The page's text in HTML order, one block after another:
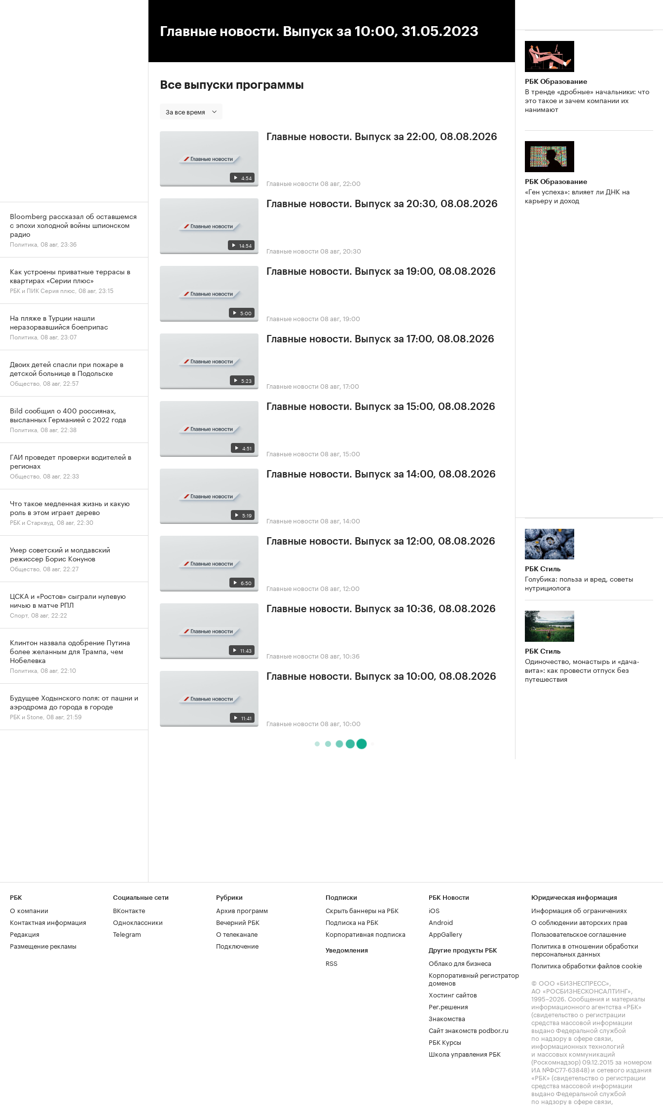
Главные новости. Выпуск за 10:00, 31.05.2023
Все выпуски программы
За все время
4:54
Главные новости. Выпуск за 22:00, 08.08.2026
Главные новости 08 авг, 22:00
14:54
Главные новости. Выпуск за 20:30, 08.08.2026
Главные новости 08 авг, 20:30
5:00
Главные новости. Выпуск за 19:00, 08.08.2026
Главные новости 08 авг, 19:00
5:23
Главные новости. Выпуск за 17:00, 08.08.2026
Главные новости 08 авг, 17:00
4:51
Главные новости. Выпуск за 15:00, 08.08.2026
Главные новости 08 авг, 15:00
5:19
Главные новости. Выпуск за 14:00, 08.08.2026
Главные новости 08 авг, 14:00
6:50
Главные новости. Выпуск за 12:00, 08.08.2026
Главные новости 08 авг, 12:00
11:43
Главные новости. Выпуск за 10:36, 08.08.2026
Главные новости 08 авг, 10:36
11:41
Главные новости. Выпуск за 10:00, 08.08.2026
Главные новости 08 авг, 10:00
РБК Образование
В тренде «дробные» начальники: что
это такое и зачем компании их
нанимают
РБК Образование
«Ген успеха»: влияет ли ДНК на
карьеру и доход
РБК Стиль
Голубика: польза и вред, советы
нутрициолога
РБК Стиль
Одиночество, монастырь и «дача-
вита»: как провести отпуск без
путешествия
Bloomberg рассказал об оставшемся
с эпохи холодной войны шпионском
радио
Политика, 08 авг, 23:36
Как устроены приватные террасы в
квартирах «Серии плюс»
РБК и ПИК Серия плюс, 08 авг, 23:15
На пляже в Турции нашли
неразорвавшийся боеприпас
Политика, 08 авг, 23:07
Двоих детей спасли при пожаре в
детской больнице в Подольске
Общество, 08 авг, 22:57
Bild сообщил о 400 россиянах,
высланных Германией с 2022 года
Политика, 08 авг, 22:38
ГАИ проведет проверки водителей в
регионах
Общество, 08 авг, 22:33
Что такое медленная жизнь и какую
роль в этом играет дерево
РБК и Старквуд, 08 авг, 22:30
Умер советский и молдавский
режиссер Борис Конунов
Общество, 08 авг, 22:27
ЦСКА и «Ростов» сыграли нулевую
ничью в матче РПЛ
Спорт, 08 авг, 22:22
Клинтон назвала одобрение Путина
более желанным для Трампа, чем
Нобелевка
Политика, 08 авг, 22:10
Будущее Ходынского поля: от пашни и
аэродрома до города в городе
РБК и Stone, 08 авг, 21:59
РБК
О компании
Контактная информация
Редакция
Размещение рекламы
Социальные сети
ВКонтакте
Одноклассники
Telegram
Рубрики
Архив программ
Вечерний РБК
О телеканале
Подключение
Подписки
Скрыть баннеры на РБК
Подписка на РБК
Корпоративная подписка
Уведомления
RSS
РБК Новости
iOS
Android
AppGallery
Другие продукты РБК
Облако для бизнеса
Корпоративный регистратор
доменов
Хостинг сайтов
Рег.решения
Знакомства
Сайт знакомств podbor.ru
РБК Курсы
Школа управления РБК
Юридическая информация
Информация об ограничениях
О соблюдении авторских прав
Пользовательское соглашение
Политика в отношении обработки
персональных данных
Политика обработки файлов cookie
© ООО «БИЗНЕСПРЕСС»,
АО «РОСБИЗНЕСКОНСАЛТИНГ»,
1995–2026. Сообщения и материалы
информационного агентства «РБК»
(свидетельство о регистрации
средства массовой информации
выдано Федеральной службой
по надзору в сфере связи,
информационных технологий
и массовых коммуникаций
(Роскомнадзор) 09.12.2015 за номером
ИА №ФС77-63848) и сетевого издания
«РБК» (свидетельство о регистрации
средства массовой информации
выдано Федеральной службой
по надзору в сфере связи,